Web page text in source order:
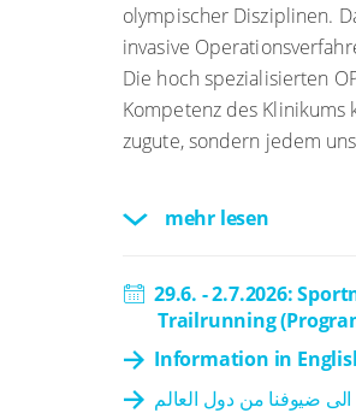
olympischer Disziplinen.
invasive
Die hoch spezialisierten
Kompetenz des
zugute, sondern jedem
mehr lesen
29.6. - 2.7.2026:
Trailrunning
Information in
ضيوفنا من دول العالم